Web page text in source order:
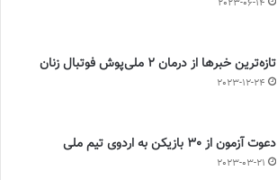
تازه‌ترین خبرها از درمان ۲ ملی‌پوش فوتبال زنان
2023-12-24
دعوت آزمون از 30 بازیکن به اردوی تیم ملی
2023-03-21